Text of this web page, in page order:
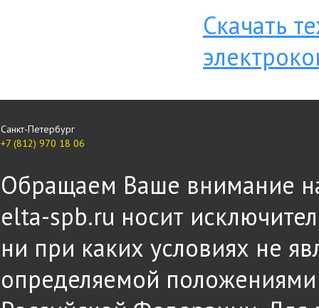
Скачать
Санкт-Петербург
+7 (812) 970 18 06
Обращаем Ваше внимание
elta-spb.ru носит
ни при каких условиях не
определяемой положениями